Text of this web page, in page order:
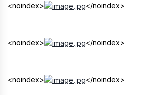
<noindex> </noindex>
<noindex> </noindex>
<noindex> </noindex>